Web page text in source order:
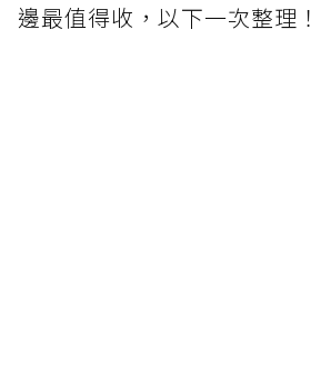
邊最值得收，以下一次整理！